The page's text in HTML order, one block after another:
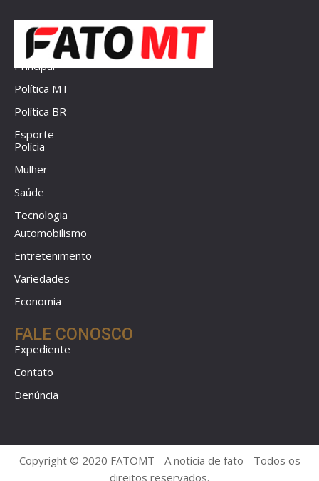
Principal
Política MT
Política BR
Esporte
Polícia
Mulher
Saúde
Tecnologia
Automobilismo
Entretenimento
Variedades
Economia
FALE CONOSCO
Expediente
Contato
Denúncia
Copyright © 2020 FATOMT - A notícia de fato - Todos os
direitos reservados.